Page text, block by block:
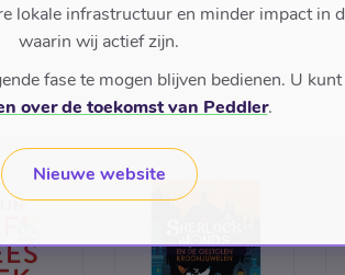
lokale infrastructuur en minder impact in
waarin wij actief zijn.
fase te mogen blijven bedienen. U
over de toekomst van Peddler.
Nieuwe website